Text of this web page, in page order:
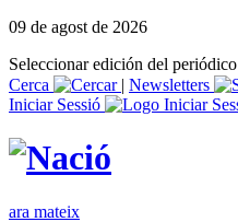
09 de agost de 2026
Seleccionar edición del periódico
Cerca
| Newsletters
Iniciar Sessió
ara mateix